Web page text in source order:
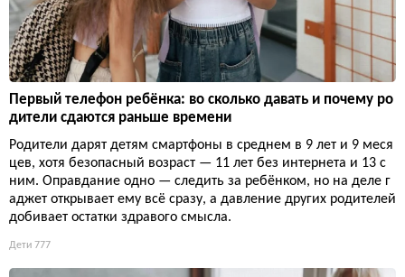
Первый телефон ребёнка: во сколько давать и почему ро
дители сдаются раньше времени
Родители дарят детям смартфоны в среднем в 9 лет и 9 меся
цев, хотя безопасный возраст — 11 лет без интернета и 13 с
ним. Оправдание одно — следить за ребёнком, но на деле г
аджет открывает ему всё сразу, а давление других родителей
добивает остатки здравого смысла.
Дети 777